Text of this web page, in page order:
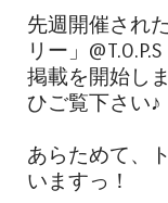
先週開催され
リー」
掲載を開始し
ひご覧下さい♪
あらためて、
いますっ！